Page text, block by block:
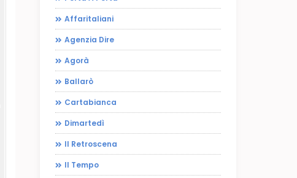
Affaritaliani
Agenzia Dire
Agorà
Ballarò
Cartabianca
Dimartedì
Il Retroscena
Il Tempo